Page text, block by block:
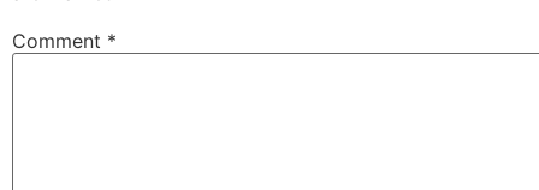
Comment *